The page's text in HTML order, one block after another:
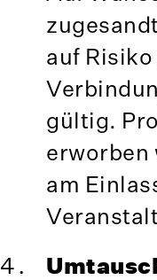
auf
gültig.
erworben
am